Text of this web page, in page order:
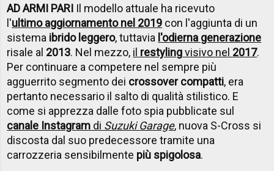
AD ARMI PARI Il modello attuale ha ricevuto
l'ultimo aggiornamento nel 2019 con l'aggiunta di un
sistema ibrido leggero, tuttavia l'odierna generazione
risale al 2013. Nel mezzo, il restylingvisivo nel 2017.
Per continuare a competere nel sempre più
agguerrito segmento dei crossover compatti, era
pertanto necessario il salto di qualità stilistico. E
come si apprezza dalle foto spia pubblicate sul
canale Instagram di Suzuki Garage, nuova S-Cross si
discosta dal suo predecessore tramite una
carrozzeria sensibilmente più spigolosa.